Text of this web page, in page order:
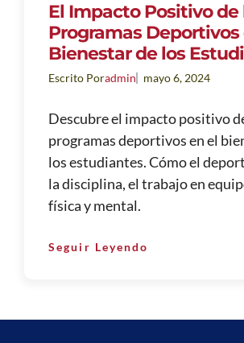
El Impacto Positivo de
Programas Deportivos
Bienestar de los
Escrito Poradmin mayo 6, 2024
Descubre el impacto positivo
programas deportivos en el
los estudiantes. Cómo el
la disciplina, el trabajo en
física y mental.
Seguir Leyendo